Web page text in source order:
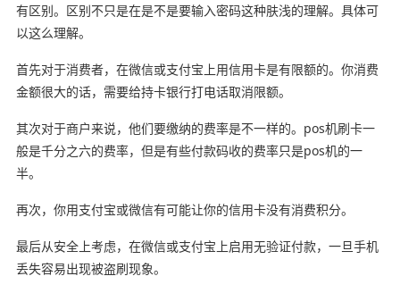
有区别。区别不只是在是不是要输入密码这种肤浅的理解。具体可
以这么理解。
首先对于消费者，在微信或支付宝上用信用卡是有限额的。你消费
金额很大的话，需要给持卡银行打电话取消限额。
其次对于商户来说，他们要缴纳的费率是不一样的。pos机刷卡一
般是千分之六的费率，但是有些付款码收的费率只是pos机的一
半。
再次，你用支付宝或微信有可能让你的信用卡没有消费积分。
最后从安全上考虑，在微信或支付宝上启用无验证付款，一旦手机
丢失容易出现被盗刷现象。